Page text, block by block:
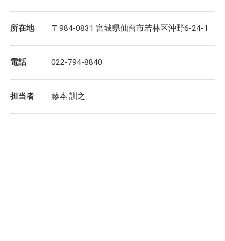
所在地 〒984-0831 宮城県仙台市若林区沖野6-24-1
電話 022-794-8840
担当者 藤本 訓之